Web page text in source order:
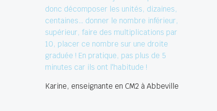
donc décomposer les unités, dizaines,
centaines… donner le nombre inférieur,
supérieur, faire des multiplications par
10, placer ce nombre sur une droite
graduée ! En pratique, pas plus de 5
minutes car ils ont l'habitude !
Karine, enseignante en CM2 à Abbeville